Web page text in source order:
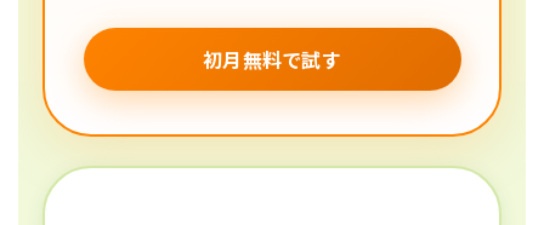
初月無料で試す